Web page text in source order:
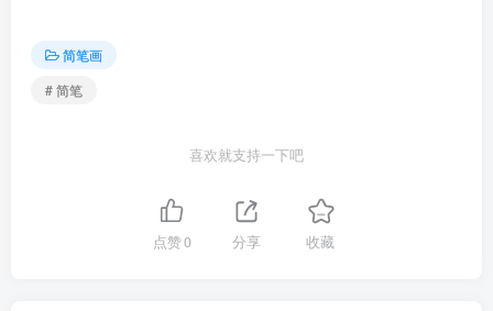
简笔画
# 简笔
喜欢就支持一下吧
点赞0 分享 收藏